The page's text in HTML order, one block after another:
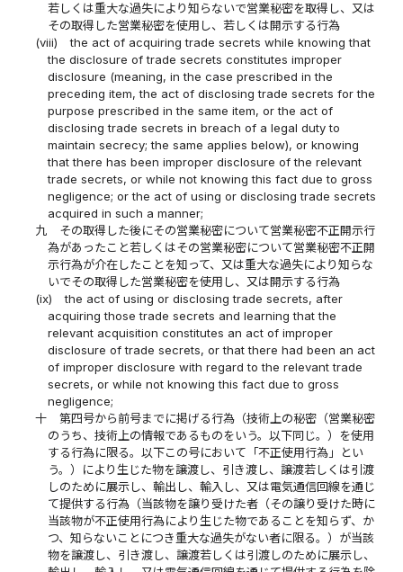
若しくは重大な過失により知らないで営業秘密を取得し、又は
その取得した営業秘密を使用し、若しくは開示する行為
(viii)
the act of acquiring trade secrets while knowing that
the disclosure of trade secrets constitutes improper
disclosure (meaning, in the case prescribed in the
preceding item, the act of disclosing trade secrets for the
purpose prescribed in the same item, or the act of
disclosing trade secrets in breach of a legal duty to
maintain secrecy; the same applies below), or knowing
that there has been improper disclosure of the relevant
trade secrets, or while not knowing this fact due to gross
negligence; or the act of using or disclosing trade secrets
acquired in such a manner;
九
その取得した後にその営業秘密について営業秘密不正開示行
為があったこと若しくはその営業秘密について営業秘密不正開
示行為が介在したことを知って、又は重大な過失により知らな
いでその取得した営業秘密を使用し、又は開示する行為
(ix)
the act of using or disclosing trade secrets, after
acquiring those trade secrets and learning that the
relevant acquisition constitutes an act of improper
disclosure of trade secrets, or that there had been an act
of improper disclosure with regard to the relevant trade
secrets, or while not knowing this fact due to gross
negligence;
十
第四号から前号までに掲げる行為（技術上の秘密（営業秘密
のうち、技術上の情報であるものをいう。以下同じ。）を使用
する行為に限る。以下この号において「不正使用行為」とい
う。）により生じた物を譲渡し、引き渡し、譲渡若しくは引渡
しのために展示し、輸出し、輸入し、又は電気通信回線を通じ
て提供する行為（当該物を譲り受けた者（その譲り受けた時に
当該物が不正使用行為により生じた物であることを知らず、か
つ、知らないことにつき重大な過失がない者に限る。）が当該
物を譲渡し、引き渡し、譲渡若しくは引渡しのために展示し、